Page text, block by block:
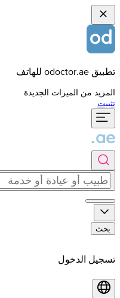
تطبيق odoctor.ae للهاتف
المزيد من الميزات الجديدة
تثبيت
بحث
تسجيل الدخول